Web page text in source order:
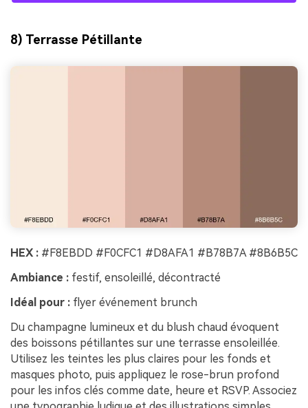
8) Terrasse Pétillante
HEX : #F8EBDD #F0CFC1 #D8AFA1 #B78B7A #8B6B5C
Ambiance : festif, ensoleillé, décontracté
Idéal pour : flyer événement brunch
Du champagne lumineux et du blush chaud évoquent
des boissons pétillantes sur une terrasse ensoleillée.
Utilisez les teintes les plus claires pour les fonds et
masques photo, puis appliquez le rose-brun profond
pour les infos clés comme date, heure et RSVP. Associez